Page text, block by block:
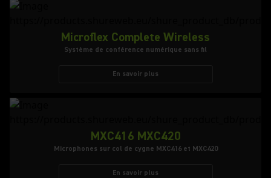
Microflex Complete Wireless
Système de conférence numérique sans fil
En savoir plus
MXC416 MXC420
Microphones sur col de cygne MXC416 et MXC420
En savoir plus